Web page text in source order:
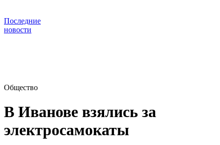
Последние
новости
Общество
В Иванове взялись за
электросамокаты